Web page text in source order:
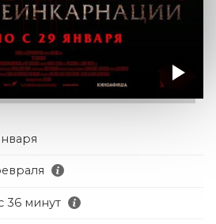
36 минут